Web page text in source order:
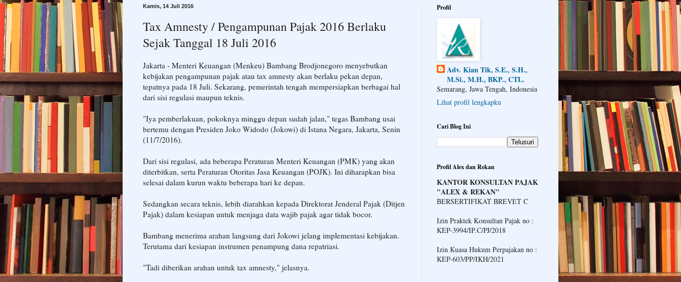
Kamis, 14 Juli 2016
Tax Amnesty / Pengampunan Pajak 2016 Berlaku
Sejak Tanggal 18 Juli 2016
Jakarta - Menteri Keuangan (Menkeu) Bambang Brodjonegoro menyebutkan
kebijakan pengampunan pajak atau tax amnesty akan berlaku pekan depan,
tepatnya pada 18 Juli. Sekarang, pemerintah tengah mempersiapkan berbagai hal
dari sisi regulasi maupun teknis.
"Iya pemberlakuan, pokoknya minggu depan sudah jalan," tegas Bambang usai
bertemu dengan Presiden Joko Widodo (Jokowi) di Istana Negara, Jakarta, Senin
(11/7/2016).
Dari sisi regulasi, ada beberapa Peraturan Menteri Keuangan (PMK) yang akan
diterbitkan, serta Peraturan Otoritas Jasa Keuangan (POJK). Ini diharapkan bisa
selesai dalam kurun waktu beberapa hari ke depan.
Sedangkan secara teknis, lebih diarahkan kepada Direktorat Jenderal Pajak (Ditjen
Pajak) dalam kesiapan untuk menjaga data wajib pajak agar tidak bocor.
Bambang menerima arahan langsung dari Jokowi jelang implementasi kebijakan.
Terutama dari kesiapan instrumen penampung dana repatriasi.
"Tadi diberikan arahan untuk tax amnesty," jelasnya.
Profil
Adv. Kian Tik, S.E., S.H.,
M.Si., M.H., BKP., CTL.
Semarang, Jawa Tengah, Indonesia
Lihat profil lengkapku
Cari Blog Ini
Profil Alex dan Rekan
KANTOR KONSULTAN PAJAK
"ALEX & REKAN"
BERSERTIFIKAT BREVET C
Izin Praktek Konsultan Pajak no :
KEP-3994/IP.C/PJ/2018
Izin Kuasa Hukum Perpajakan no :
KEP-603/PP/IKH/2021